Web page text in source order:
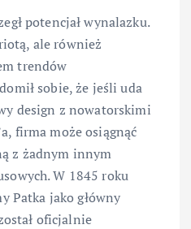
potencjał wynalazku.
ale również
trendów
sobie, że jeśli uda
design z nowatorskimi
firma może osiągnąć
z żadnym innym
W 1845 roku
Patka jako główny
oficjalnie